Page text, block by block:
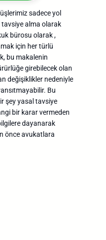
sadece yol
tavsiye alma olarak
bürosu olarak ,
için her türlü
bu makalenin
girebilecek olan
değişiklikler nedeniyle
Bu
şey yasal tavsiye
bir karar vermeden
dayanarak
önce avukatlara